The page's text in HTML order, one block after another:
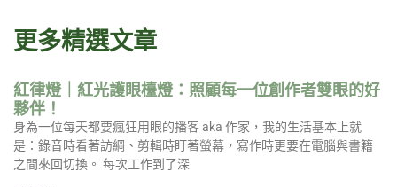
更多精選文章
紅律燈｜紅光護眼檯燈：照顧每一位創作者雙眼的好
夥伴！
身為一位每天都要瘋狂用眼的播客 aka 作家，我的生活基本上就
是：錄音時看著訪綱、剪輯時盯著螢幕，寫作時更要在電腦與書籍
之間來回切換。 每次工作到了深